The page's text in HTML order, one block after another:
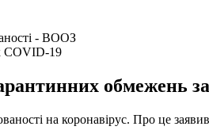
COVID-19
обмежень
на коронавірус. Про це